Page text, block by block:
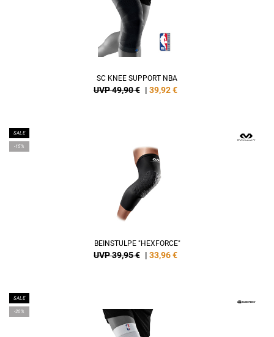
SC KNEE SUPPORT NBA
UVP 49,90 € | 39,92€
SALE
-15%
BEINSTULPE "HEXFORCE"
UVP 39,95 € | 33,96€
SALE
-20%